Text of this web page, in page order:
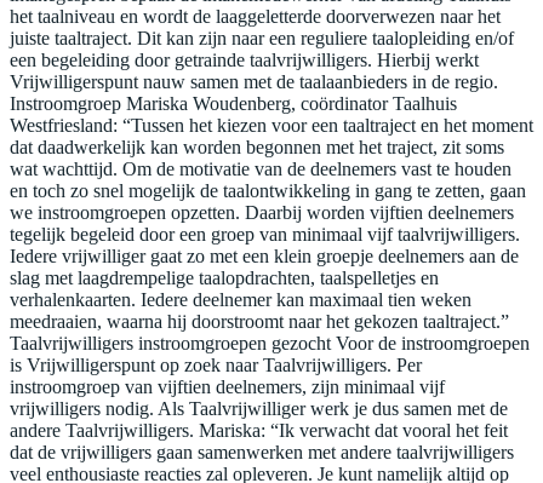
het taalniveau en wordt de laaggeletterde doorverwezen naar het
juiste taaltraject. Dit kan zijn naar een reguliere taalopleiding en/of
een begeleiding door getrainde taalvrijwilligers. Hierbij werkt
Vrijwilligerspunt nauw samen met de taalaanbieders in de regio.
Instroomgroep Mariska Woudenberg, coördinator Taalhuis
Westfriesland: “Tussen het kiezen voor een taaltraject en het moment
dat daadwerkelijk kan worden begonnen met het traject, zit soms
wat wachttijd. Om de motivatie van de deelnemers vast te houden
en toch zo snel mogelijk de taalontwikkeling in gang te zetten, gaan
we instroomgroepen opzetten. Daarbij worden vijftien deelnemers
tegelijk begeleid door een groep van minimaal vijf taalvrijwilligers.
Iedere vrijwilliger gaat zo met een klein groepje deelnemers aan de
slag met laagdrempelige taalopdrachten, taalspelletjes en
verhalenkaarten. Iedere deelnemer kan maximaal tien weken
meedraaien, waarna hij doorstroomt naar het gekozen taaltraject.”
Taalvrijwilligers instroomgroepen gezocht Voor de instroomgroepen
is Vrijwilligerspunt op zoek naar Taalvrijwilligers. Per
instroomgroep van vijftien deelnemers, zijn minimaal vijf
vrijwilligers nodig. Als Taalvrijwilliger werk je dus samen met de
andere Taalvrijwilligers. Mariska: “Ik verwacht dat vooral het feit
dat de vrijwilligers gaan samenwerken met andere taalvrijwilligers
veel enthousiaste reacties zal opleveren. Je kunt namelijk altijd op